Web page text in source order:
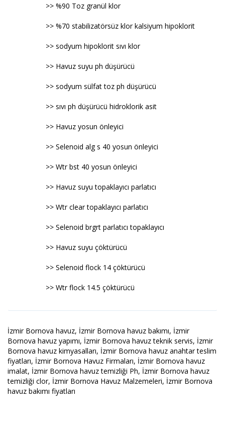
>> %90 Toz granül klor
>> %70 stabilizatörsüz klor kalsiyum hipoklorit
>> sodyum hipoklorit sıvı klor
>> Havuz suyu ph düşürücü
>> sodyum sülfat toz ph düşürücü
>> sıvı ph düşürücü hidroklorik asit
>> Havuz yosun önleyici
>> Selenoid alg s 40 yosun önleyici
>> Wtr bst 40 yosun önleyici
>> Havuz suyu topaklayıcı parlatıcı
>> Wtr clear topaklayıcı parlatıcı
>> Selenoid brgrt parlatıcı topaklayıcı
>> Havuz suyu çöktürücü
>> Selenoid flock 14 çöktürücü
>> Wtr flock 14.5 çöktürücü
İzmir Bornova havuz, İzmir Bornova havuz bakımı, İzmir
Bornova havuz yapımı, İzmir Bornova havuz teknik servis, İzmir
Bornova havuz kimyasalları, İzmir Bornova havuz anahtar teslim
fiyatları, İzmir Bornova Havuz Firmaları, İzmir Bornova havuz
imalat, İzmir Bornova havuz temizliği Ph, İzmir Bornova havuz
temizliği clor, İzmir Bornova Havuz Malzemeleri, İzmir Bornova
havuz bakımı fiyatları